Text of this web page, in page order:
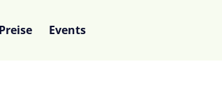
Preise Events